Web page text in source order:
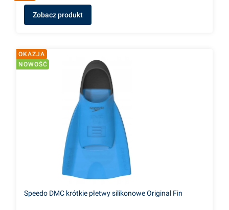
Zobacz produkt
OKAZJA
NOWOŚĆ
Speedo DMC krótkie płetwy silikonowe Original Fin